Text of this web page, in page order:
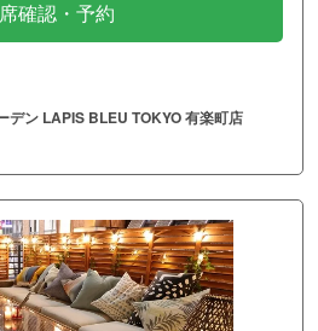
確認・予約
デン LAPIS BLEU TOKYO 有楽町店